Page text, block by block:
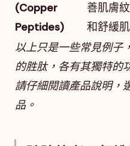
(Copper
Peptides)
善肌膚
和舒緩
以上只是一些常見例子
的胜肽，各有其獨特的
請仔細閱讀產品說明，
品。